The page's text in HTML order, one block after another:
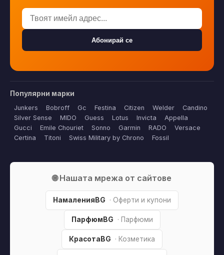
Абонирай се
Популярни марки
Junkers Bobroff Gc Festina Citizen Welder
Candino
Silver Sense
MIDO Guess Lotus Invicta
Appella
Gucci
Emile Chouriet Sonno Garmin RADO
Versace
Certina
Titoni Swiss Military by Chrono Fossil
🌐 Нашата мрежа от сайтове
НамаленияBG · Оферти и купони
ПарфюмBG · Парфюми
КрасотаBG · Козметика